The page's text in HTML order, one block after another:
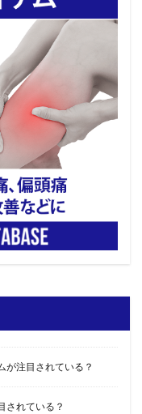
が注目されている？
されている？